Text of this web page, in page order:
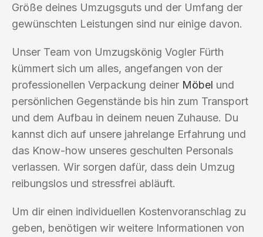
Größe deines Umzugsguts und der Umfang der
gewünschten Leistungen sind nur einige davon.
Unser Team von Umzugskönig Vogler Fürth
kümmert sich um alles, angefangen von der
professionellen Verpackung deiner Möbel und
persönlichen Gegenstände bis hin zum Transport
und dem Aufbau in deinem neuen Zuhause. Du
kannst dich auf unsere jahrelange Erfahrung und
das Know-how unseres geschulten Personals
verlassen. Wir sorgen dafür, dass dein Umzug
reibungslos und stressfrei abläuft.
Um dir einen individuellen Kostenvoranschlag zu
geben, benötigen wir weitere Informationen von